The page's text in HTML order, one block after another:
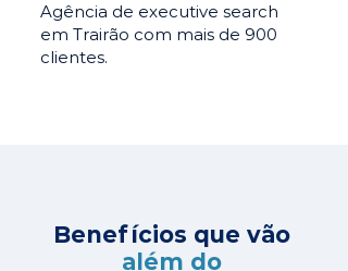
Agência de executive search
em Trairão com mais de 900
clientes.
Benefícios que vão
além do